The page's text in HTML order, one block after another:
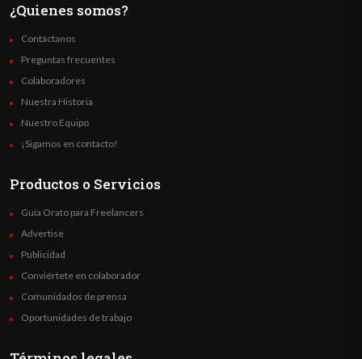
¿Quienes somos?
Contáctanos
Preguntas frecuentes
Colaboradores
Nuestra Historia
Nuestro Equipo
¡Sigamos en contacto!
Productos o Servicios
Guía Orato para Freelancers
Advertise
Publicidad
Conviértete en colaborador
Comunidados de prensa
Oportunidades de trabajo